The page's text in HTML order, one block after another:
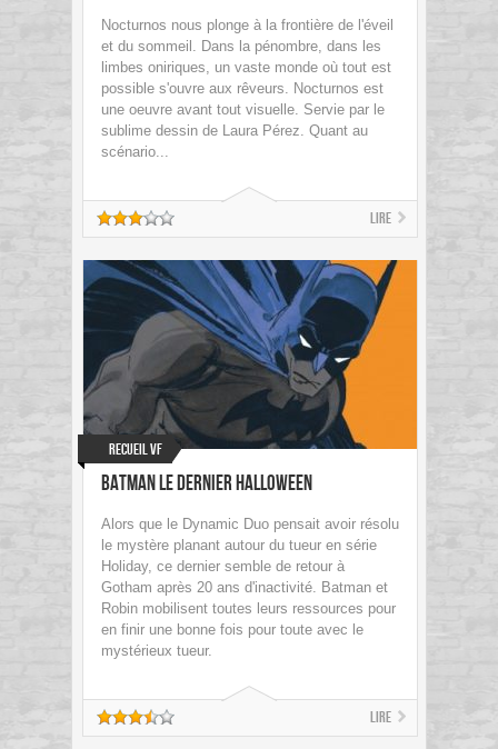
Nocturnos nous plonge à la frontière de l'éveil
et du sommeil. Dans la pénombre, dans les
limbes oniriques, un vaste monde où tout est
possible s'ouvre aux rêveurs. Nocturnos est
une oeuvre avant tout visuelle. Servie par le
sublime dessin de Laura Pérez. Quant au
scénario...
Lire
Recueil VF
Batman le Dernier Halloween
Alors que le Dynamic Duo pensait avoir résolu
le mystère planant autour du tueur en série
Holiday, ce dernier semble de retour à
Gotham après 20 ans d'inactivité. Batman et
Robin mobilisent toutes leurs ressources pour
en finir une bonne fois pour toute avec le
mystérieux tueur.
Lire